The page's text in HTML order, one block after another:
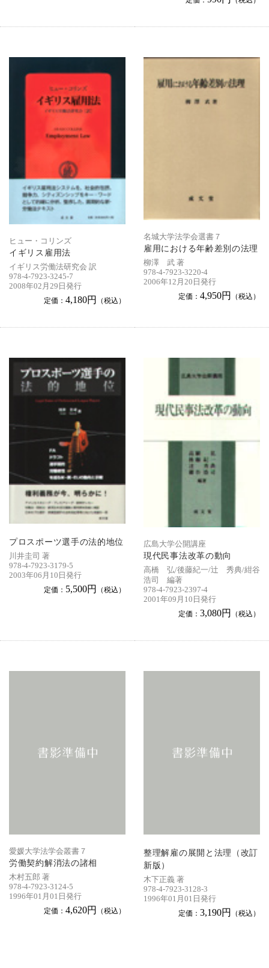
ヒュー・コリンズ
イギリス雇用法
イギリス労働法研究会 訳
978-4-7923-3245-7
2008年02月29日発行
定価： 4,180円 （税込）
名城大学法学会選書７
雇用における年齢差別の法理
柳澤 武 著
978-4-7923-3220-4
2006年12月20日発行
定価： 4,950円 （税込）
プロスポーツ選手の法的地位
川井圭司 著
978-4-7923-3179-5
2003年06月10日発行
定価： 5,500円 （税込）
広島大学公開講座
現代民事法改革の動向
高橋 弘/後藤紀一/辻 秀典/紺谷
浩司 編著
978-4-7923-2397-4
2001年09月10日発行
定価： 3,080円 （税込）
愛媛大学法学会叢書７
労働契約解消法の諸相
木村五郎 著
978-4-7923-3124-5
1996年01月01日発行
定価： 4,620円 （税込）
整理解雇の展開と法理（改訂
新版）
木下正義 著
978-4-7923-3128-3
1996年01月01日発行
定価： 3,190円 （税込）